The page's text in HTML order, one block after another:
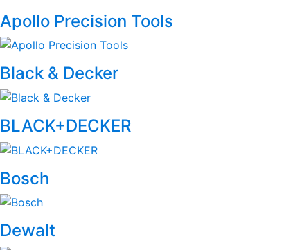
Brands
Carousel
Apollo Precision Tools
Black & Decker
BLACK+DECKER
Bosch
Dewalt